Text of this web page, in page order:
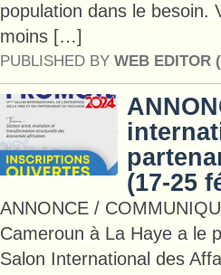
population dans le besoin.
moins […]
PUBLISHED BY WEB EDITOR
(17-25
ANNONCE /
Cameroun à La Haye a le
Salon International des